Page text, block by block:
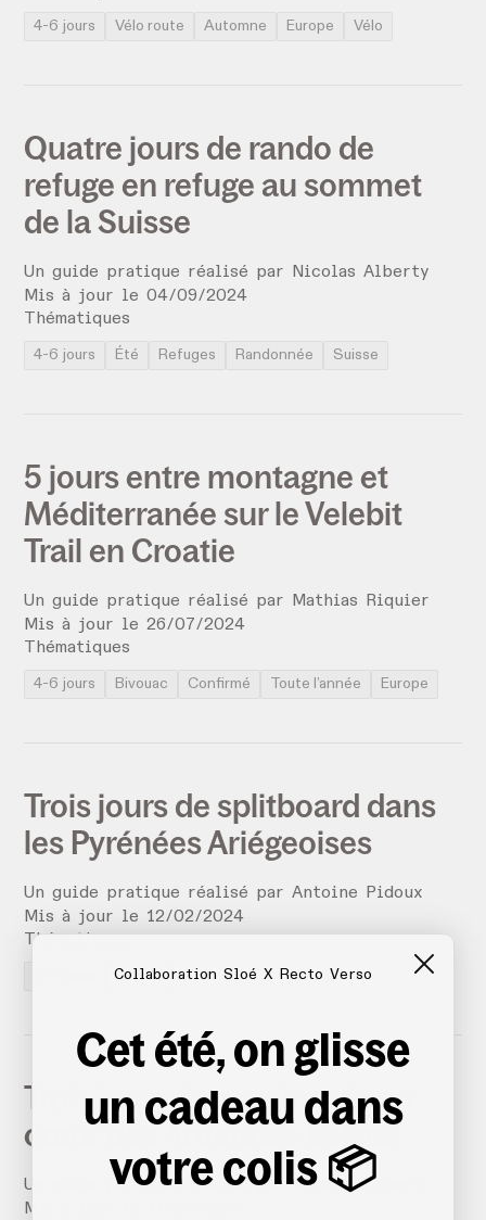
4-6 jours Vélo route Automne Europe Vélo
Quatre jours de rando de
refuge en refuge au sommet
de la Suisse
Un guide pratique réalisé par
Nicolas Alberty
Mis à jour le04/09/2024
Thématiques
4-6 jours Été Refuges Randonnée Suisse
5 jours entre montagne et
Méditerranée sur le Velebit
Trail en Croatie
Un guide pratique réalisé par
Mathias Riquier
Mis à jour le26/07/2024
Thématiques
4-6 jours Bivouac Confirmé Toute l’année Europe
Trois jours de splitboard dans
les Pyrénées Ariégeoises
Un guide pratique réalisé parAntoine Pidoux
Mis à jour le 12/02/2024
Thématiques
France Hiver
Trois jours de randonnée au
cœur des Ardennes belges
Un guide pratique réalisé parNicolas Alberty
Mis à jour le
Collaboration Sloé X Recto Verso
Cet été, on glisse
un cadeau dans
votre colis 📦